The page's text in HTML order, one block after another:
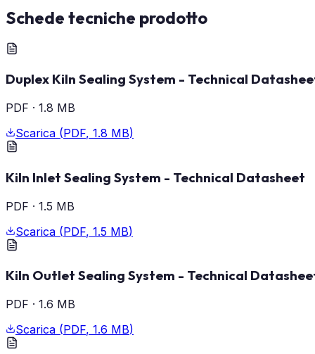
Schede tecniche prodotto
Duplex Kiln Sealing System - Technical
PDF · 1.8 MB
Scarica (PDF, 1.8 MB)
Kiln Inlet Sealing System - Technical Datasheet
PDF · 1.5 MB
Scarica (PDF, 1.5 MB)
Kiln Outlet Sealing System - Technical
PDF · 1.6 MB
Scarica (PDF, 1.6 MB)